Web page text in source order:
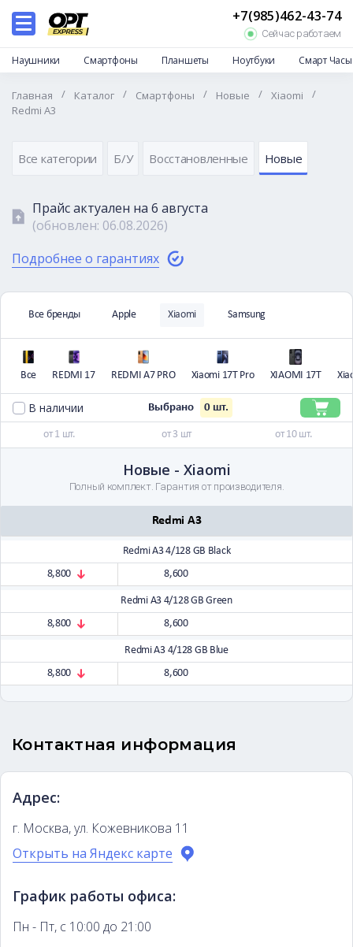
+7(985)462-43-74
Сейчас работаем
Наушники Смартфоны Планшеты Ноутбуки Смарт Часы
Каталог
Отзывы
Доставка и оплата
Частые вопросы
Контакты
Главная / Каталог / Смартфоны / Новые / Xiaomi
/
Redmi A3
Все категории Б/У Восстановленные Новые
Прайс актуален на 6 августа
(обновлен: 06.08.2026)
Подробнее о гарантиях
Все бренды Apple Xiaomi Samsung
Все REDMI 17 REDMI A7 PRO Xiaomi 17T Pro XIAOMI 17T
В наличии Выбрано 0шт.
от 1 шт. от 3 шт от 10 шт.
Новые - Xiaomi
Полный комплект. Гарантия от производителя.
Redmi A3
Redmi A3 4/128 GB Black
8,800
8,600
Redmi A3 4/128 GB Green
8,800
8,600
Redmi A3 4/128 GB Blue
8,800
8,600
Контактная информация
Адрес:
г. Москва, ул. Кожевникова 11
Открыть на Яндекс карте
График работы офиса:
Пн - Пт, с 10:00 до 21:00